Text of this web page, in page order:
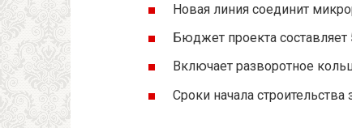
Новая линия соединит
Бюджет проекта составляет
Включает разворотное
Сроки начала строительства